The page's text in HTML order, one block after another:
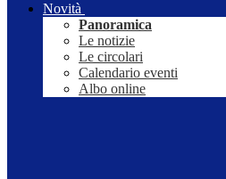
Novità
Panoramica
Le notizie
Le circolari
Calendario eventi
Albo online